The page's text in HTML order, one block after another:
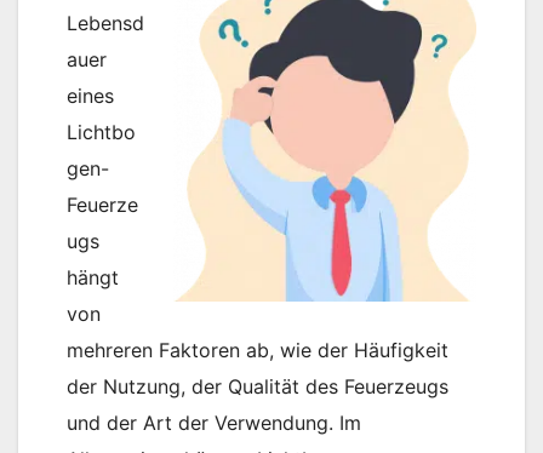
Lebensd
auer
eines
Lichtbo
gen-
Feuerze
ugs
hängt
von
mehreren Faktoren ab, wie der Häufigkeit
der Nutzung, der Qualität des Feuerzeugs
und der Art der Verwendung. Im